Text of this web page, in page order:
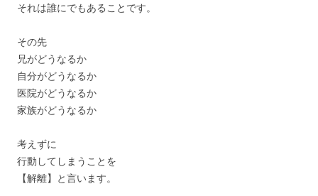
それは誰にでもあることです。
その先
兄がどうなるか
自分がどうなるか
医院がどうなるか
家族がどうなるか
考えずに
行動してしまうことを
【解離】と言います。